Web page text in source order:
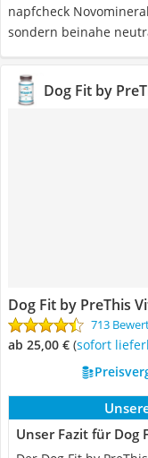
napfcheck
sondern beinahe
Dog Fit by
Dog Fit by PreThis
713
ab 25,00 € ( Sofort
Unser Fazit für Dog